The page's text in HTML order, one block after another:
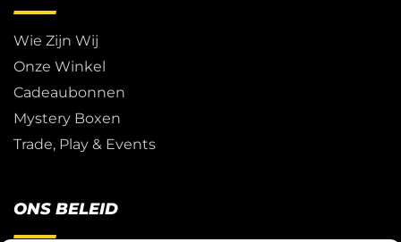
Wie Zijn Wij
Onze Winkel
Cadeaubonnen
Mystery Boxen
Trade, Play & Events
ONS BELEID